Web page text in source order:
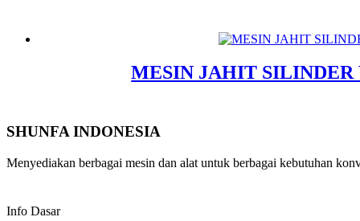
MESIN JAHIT SILINDER
SHUNFA INDONESIA
Menyediakan berbagai mesin dan alat untuk berbagai kebutuhan
Info Dasar